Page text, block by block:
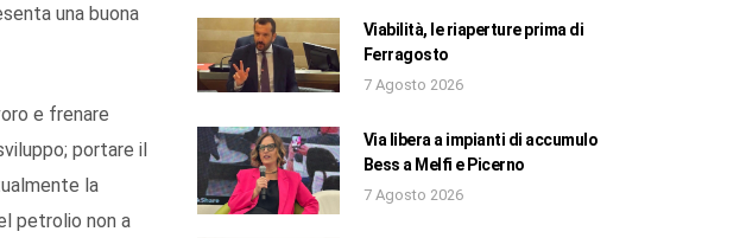
una buona
e frenare
portare il
la
petrolio non a
Viabilità, le riaperture prima di
Ferragosto
7 Agosto 2026
Via libera a impianti di accumulo
Bess a Melfi e Picerno
7 Agosto 2026